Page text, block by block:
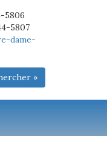
5806
5807
dame-
»